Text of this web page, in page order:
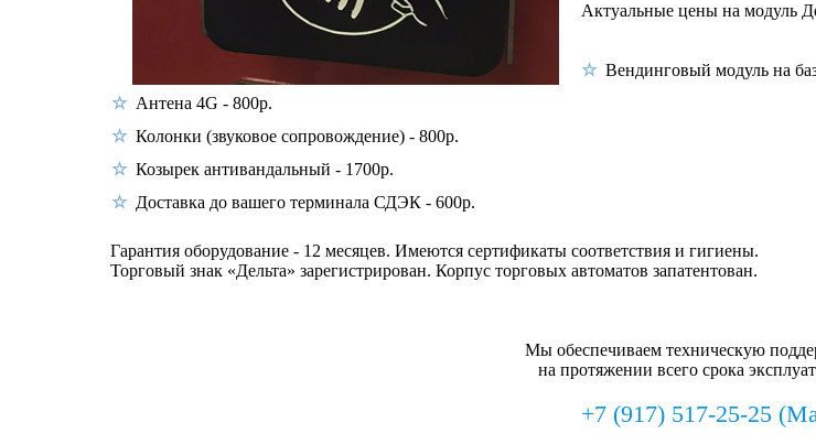
Актуальные цены на модуль
Вендинговый модуль на
Антена 4G - 800р.
Колонки (звуковое сопровождение) - 800р.
Козырек антивандальный - 1700р.
Доставка до вашего терминала СДЭК - 600р.
Гарантия оборудование - 12 месяцев. Имеются сертификаты соответствия и гигиены.
Торговый знак «Дельта» зарегистрирован. Корпус торговых автоматов запатентован.
Мы обеспечиваем техническую
на протяжении всего срока
+7 (917) 517-25-25